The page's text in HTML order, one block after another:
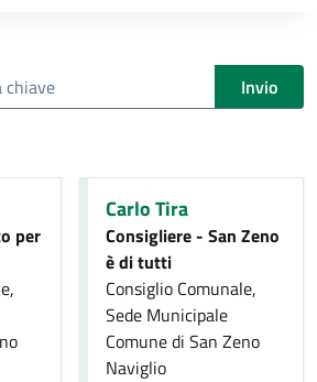
Invio
per
Carlo Tira
Consigliere - San Zeno
è di tutti
Consiglio Comunale,
Sede Municipale
Comune di San Zeno
Naviglio